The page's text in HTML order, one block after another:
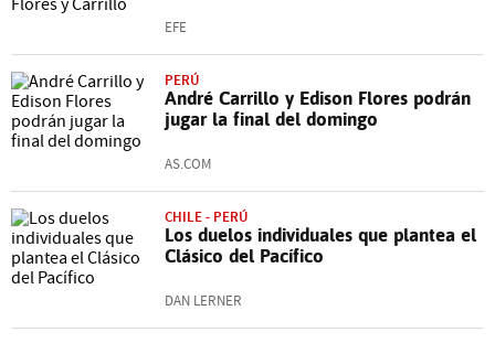
EFE
PERÚ
André Carrillo y Edison Flores podrán
jugar la final del domingo
AS.COM
CHILE - PERÚ
Los duelos individuales que plantea el
Clásico del Pacífico
DAN LERNER